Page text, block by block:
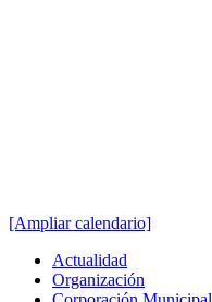
[Ampliar calendario]
Actualidad
Organización